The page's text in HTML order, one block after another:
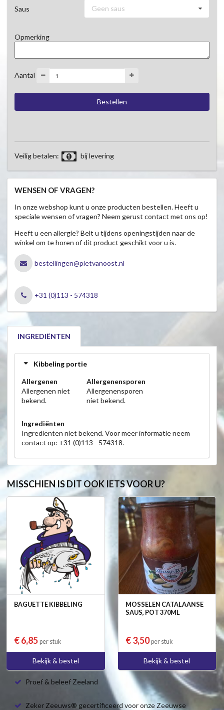
Saus Geen saus
Opmerking
Aantal
Veilig betalen: bij levering
WENSEN OF VRAGEN?
In onze webshop kunt u onze producten bestellen. Heeft u
speciale wensen of vragen? Neem gerust contact met ons op!
Heeft u een allergie? Belt u tijdens openingstijden naar de
winkel om te horen of dit product geschikt voor u is.
bestellingen@pietvanoost.nl
+31 (0)113 - 574318
INGREDIËNTEN
Kibbeling portie
Allergenen
Allergenen niet
bekend.
Allergenensporen
Allergenensporen
niet bekend.
Ingrediënten
Ingrediënten niet bekend. Voor meer informatie neem
contact op: +31 (0)113 - 574318.
MISSCHIEN IS DIT OOK IETS VOOR U?
BAGUETTE KIBBELING
€ 6,85 per stuk
Bekijk & bestel
MOSSELEN CATALAANSE
SAUS, POT 370ML
€ 3,50per stuk
Bekijk & bestel
Proef & beleef Zeeland
Zeker Zeeuws® gecertificeerd voor onze Zeeuwse